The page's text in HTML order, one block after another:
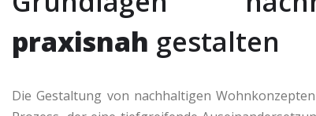
praxisnah gestalten
Die Gestaltung von nachhaltigen